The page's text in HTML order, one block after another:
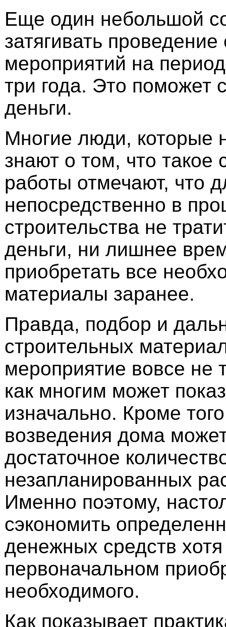
Еще один небольшой
затягивать
мероприятий на
три года. Это поможет
деньги.
Многие люди, которые
знают о том, что такое
работы отмечают, что
непосредственно в
строительства не
деньги, ни лишнее
приобретать все
материалы заранее.
Правда, подбор и
строительных
мероприятие вовсе не
как многим может
изначально. Кроме
возведения дома
достаточное
незапланированных
Именно поэтому,
сэкономить
денежных средств
первоначальном
необходимого.
Как показывает